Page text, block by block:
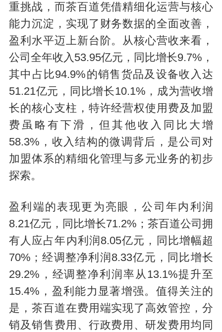
重挑战，而茶百道凭借精细化运营与核心
能力沉淀，实现了财务数据的全面改善，
盈利水平迈上新台阶。从核心营收来看，
公司全年收入53.95亿元，同比增长9.7%，
其中占比94.9%的销售货品及设备收入达
51.21亿元，同比增长10.1%，成为营收增
长的核心支柱，特许经营权使用费及加盟
费虽略有下滑，但其他收入同比大增
58.3%，收入结构的微调背后，是公司对
加盟体系的精细化管理与多元业务的初步
探索。
盈利端的表现更为亮眼，公司年内利润
8.21亿元，同比增长71.2%；茶百道公司拥
有人应占年内利润8.05亿元，同比增幅超
70%；经调整净利润8.33亿元，同比增长
29.2%，经调整净利润率从13.1%提升至
15.4%，盈利能力显著增强。值得关注的
是，茶百道在费用端实现了高效管控，分
销及销售费用、行政费用、研发费用均同